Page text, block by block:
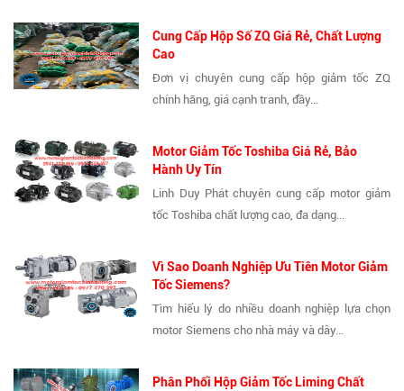
Cung Cấp Hộp Số ZQ Giá Rẻ, Chất Lượng
Cao
Đơn vị chuyên cung cấp hộp giảm tốc ZQ
chính hãng, giá cạnh tranh, đầy...
Motor Giảm Tốc Toshiba Giá Rẻ, Bảo
Hành Uy Tín
Linh Duy Phát chuyên cung cấp motor giảm
tốc Toshiba chất lượng cao, đa dạng...
Vì Sao Doanh Nghiệp Ưu Tiên Motor Giảm
Tốc Siemens?
Tìm hiểu lý do nhiều doanh nghiệp lựa chọn
motor Siemens cho nhà máy và dây...
Phân Phối Hộp Giảm Tốc Liming Chất